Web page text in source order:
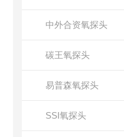
中外合资氧探头
碳王氧探头
易普森氧探头
SSI氧探头